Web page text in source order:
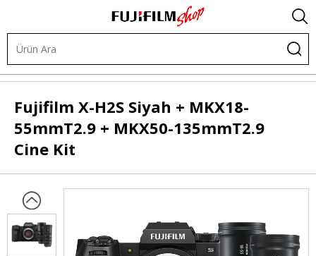
Fujifilm X-H2S Siyah + MKX18-
55mmT2.9 + MKX50-135mmT2.9
Cine Kit